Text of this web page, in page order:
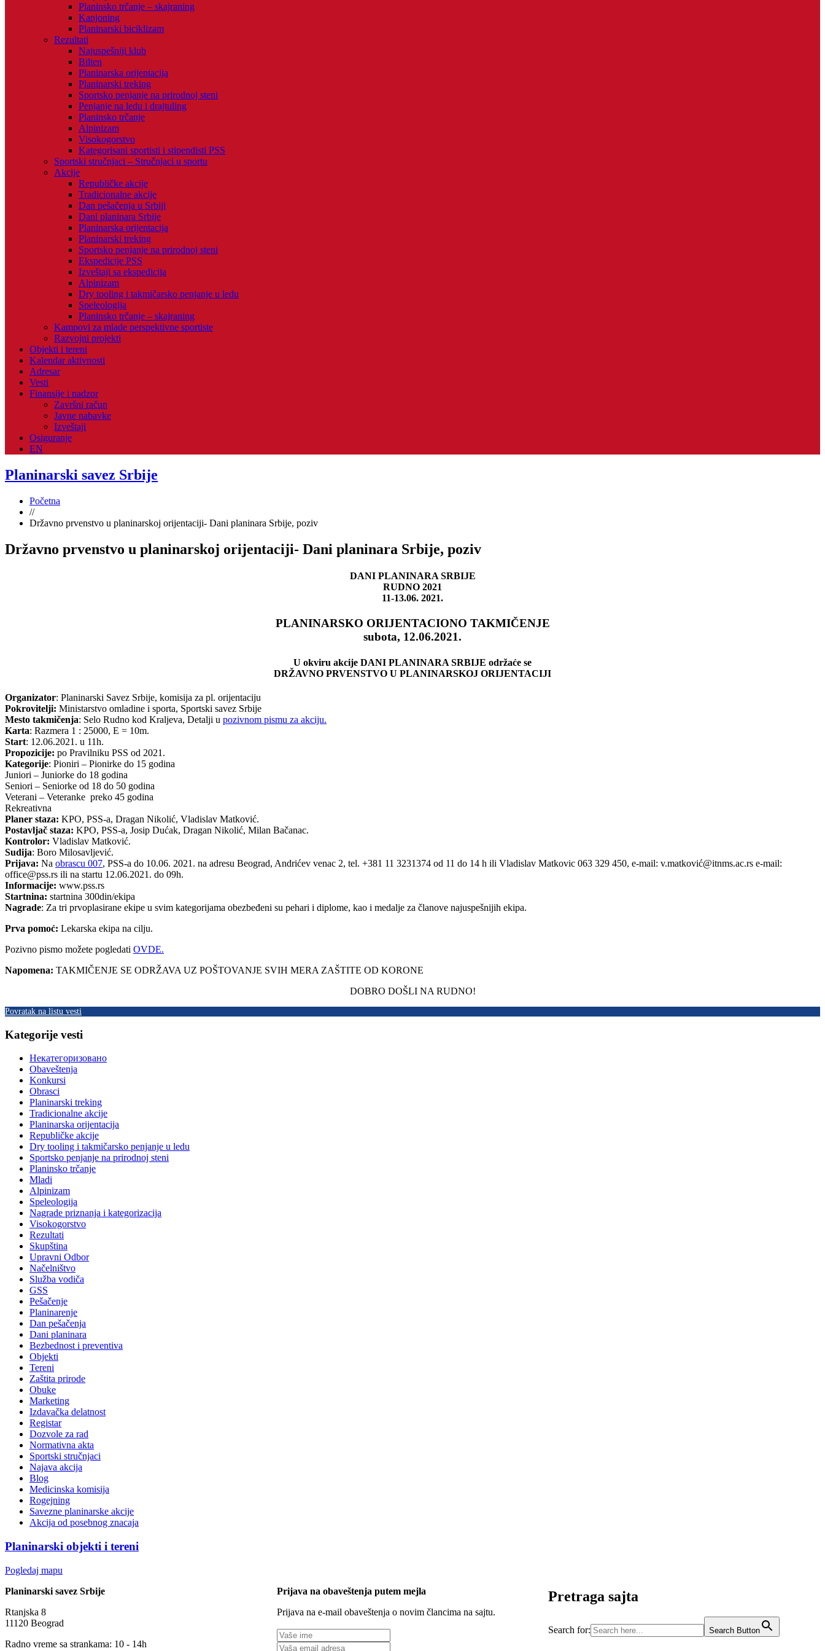
Planinsko trčanje – skajraning
Kanjoning
Planinarski biciklizam
Rezultati
Najuspešniji klub
Bilten
Planinarska orijentacija
Planinarski treking
Sportsko penjanje na prirodnoj steni
Penjanje na ledu i drajtuling
Planinsko trčanje
Alpinizam
Visokogorstvo
Kategorisani sportisti i stipendisti PSS
Sportski stručnjaci – Stručnjaci u sportu
Akcije
Republičke akcije
Tradicionalne akcije
Dan pešačenja u Srbiji
Dani planinara Srbije
Planinarska orijentacija
Planinarski treking
Sportsko penjanje na prirodnoj steni
Ekspedicije PSS
Izveštaji sa ekspedicija
Alpinizam
Dry tooling i takmičarsko penjanje u ledu
Speleologija
Planinsko trčanje – skajraning
Kampovi za mlade perspektivne sportiste
Razvojni projekti
Objekti i tereni
Kalendar aktivnosti
Adresar
Vesti
Finansije i nadzor
Završni račun
Javne nabavke
Izveštaji
Osiguranje
EN
Planinarski savez Srbije
Početna
//
Državno prvenstvo u planinarskoj orijentaciji- Dani planinara Srbije, poziv
Državno prvenstvo u planinarskoj orijentaciji- Dani planinara Srbije, poziv
DANI PLANINARA SRBIJE
RUDNO 2021
11-13.06. 2021.
PLANINARSKO ORIJENTACIONO TAKMIČENJE
subota, 12.06.2021.
U okviru akcije DANI PLANINARA SRBIJE održaće se
DRŽAVNO PRVENSTVO U PLANINARSKOJ ORIJENTACIJI
Organizator: Planinarski Savez Srbije, komisija za pl. orijentaciju
Pokrovitelji: Ministarstvo omladine i sporta, Sportski savez Srbije
Mesto takmičenja: Selo Rudno kod Kraljeva, Detalji u pozivnom pismu za akciju.
Karta: Razmera 1 : 25000, E = 10m.
Start: 12.06.2021. u 11h.
Propozicije: po Pravilniku PSS od 2021.
Kategorije: Pioniri – Pionirke do 15 godina
Juniori – Juniorke do 18 godina
Seniori – Seniorke od 18 do 50 godina
Veterani – Veteranke preko 45 godina
Rekreativna
Planer staza: KPO, PSS-a, Dragan Nikolić, Vladislav Matković.
Postavljač staza: KPO, PSS-a, Josip Dućak, Dragan Nikolić, Milan Bačanac.
Kontrolor: Vladislav Matković.
Sudija: Boro Milosavljević.
Prijava: Na obrascu 007, PSS-a do 10.06. 2021. na adresu Beograd, Andrićev venac 2, tel. +381 11 3231374 od 11 do 14 h ili Vladislav Matkovic 063 329 450, e-mail: v.matković@itnms.ac.rs e-mail:
office@pss.rs ili na startu 12.06.2021. do 09h.
Informacije: www.pss.rs
Startnina: startnina 300din/ekipa
Nagrade: Za tri prvoplasirane ekipe u svim kategorijama obezbeđeni su pehari i diplome, kao i medalje za članove najuspešnijih ekipa.
Prva pomoć: Lekarska ekipa na cilju.
Pozivno pismo možete pogledati OVDE.
Napomena: TAKMIČENJE SE ODRŽAVA UZ POŠTOVANJE SVIH MERA ZAŠTITE OD KORONE
DOBRO DOŠLI NA RUDNO!
Povratak na listu vesti
Kategorije vesti
Некатегоризовано
Obaveštenja
Konkursi
Obrasci
Planinarski treking
Tradicionalne akcije
Planinarska orijentacija
Republičke akcije
Dry tooling i takmičarsko penjanje u ledu
Sportsko penjanje na prirodnoj steni
Planinsko trčanje
Mladi
Alpinizam
Speleologija
Nagrade priznanja i kategorizacija
Visokogorstvo
Rezultati
Skupština
Upravni Odbor
Načelništvo
Služba vodiča
GSS
Pešačenje
Planinarenje
Dan pešačenja
Dani planinara
Bezbednost i preventiva
Objekti
Tereni
Zaštita prirode
Obuke
Marketing
Izdavačka delatnost
Registar
Dozvole za rad
Normativna akta
Sportski stručnjaci
Najava akcija
Blog
Medicinska komisija
Rogejning
Savezne planinarske akcije
Akcija od posebnog znacaja
Planinarski objekti i tereni
Pogledaj mapu
Planinarski savez Srbije
Rtanjska 8
11120 Beograd
Radno vreme sa strankama: 10 - 14h
Prijava na obaveštenja putem mejla
Prijava na e-mail obaveštenja o novim člancima na sajtu.
Pretraga sajta
Search for: Search Button